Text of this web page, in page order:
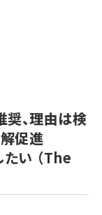
、理由は検
促進
い （The